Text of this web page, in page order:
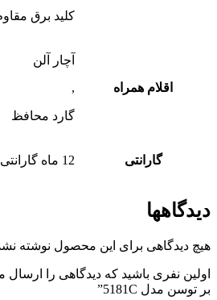
کلید برق
اقلام همراه
آچار آلن
,
گارد محافظ
گارانتی 12 ماه گارانتی تعمیر توسن
دیدگاهها
هیچ دیدگاهی برای این محصول نوشته
اولین نفری باشید که دیدگاهی را ارسال
بر توسن مدل 5181C”